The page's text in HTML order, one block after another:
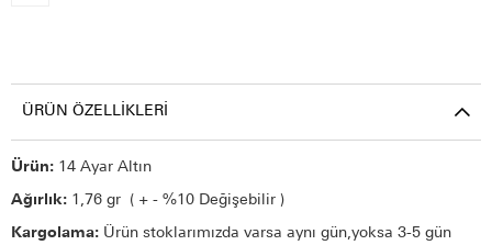
ÜRÜN ÖZELLIKLERI
Ürün: 14 Ayar Altın
Ağırlık: 1,76 gr ( + - %10 Değişebilir )
Kargolama: Ürün stoklarımızda varsa aynı gün,yoksa 3-5 gün